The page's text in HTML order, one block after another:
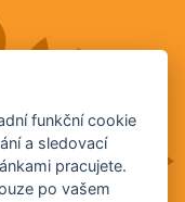
funkční cookie
a sledovací
pracujete.
po vašem